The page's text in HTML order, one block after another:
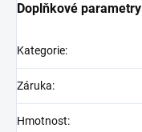
Doplňkové parametry
Kategorie:
Záruka:
Hmotnost: